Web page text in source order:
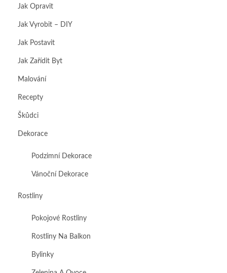
Jak Opravit
Jak Vyrobit – DIY
Jak Postavit
Jak Zařídit Byt
Malování
Recepty
Škůdci
Dekorace
Podzimní Dekorace
Vánoční Dekorace
Rostliny
Pokojové Rostliny
Rostliny Na Balkon
Bylinky